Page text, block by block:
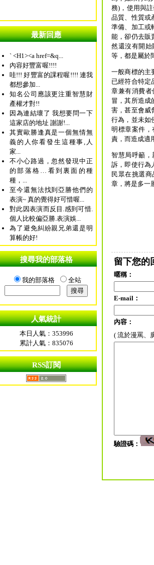
最新回應
` <H1><a href=&q...
內容好豐富喔!!!!
哇!!! 好豐富的課程喔!!!! 連我
都想參加...
知名公司應該更注重智慧財
產權才對!!
因為連結壞了 我想要問一下
這家店的地址 謝謝!...
其實歐勝逢真是一個無情無
義的人你看發生這種事,人
家...
不小心路過，忽然發現中正
的部落格…看到裏面的種
種，...
至今還無法找到亞勝他們的
表演~ 真的覺得好可惜喔...
對此因表演而反目.感到可惜.
個人比較偏亞勝.表演娛...
為了避免糾紛親兄弟還是明
算帳的好!
搜尋我的部落格
我的部落格 全站
人氣統計
本日人氣：353996
累計人氣：835076
RSS訂閱
務) ，使用與
品質、性質或
準備、加工或
能，卻仍去販
然還沒有開
等，都是屬於
一般商標的主
已經符合特定
章兼有消費
冒，其所造成
害，甚至會威
行為，並未如
明標章案件
責，而造成適
智慧局呼籲
訴，即使行為
民眾在挑選
章，將是多一
留下您的
暱稱：
E-mail：
內容：
( 流於漫罵、
驗證碼：